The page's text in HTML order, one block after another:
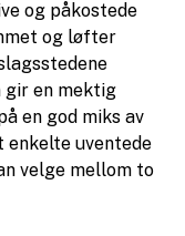
og påkostede
og løfter
gir en mektig
en god miks av
uventede
velge mellom to